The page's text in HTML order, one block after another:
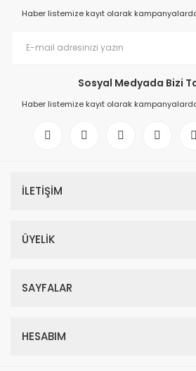
Haber listemize kayıt olarak
Sosyal Medyada Bizi
Haber listemize kayıt olarak
İLETİŞİM
ÜYELİK
SAYFALAR
HESABIM